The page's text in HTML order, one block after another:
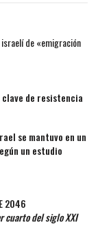
de «emigración
clave de resistencia
se mantuvo en un
un estudio
2046
cuarto del siglo XXI